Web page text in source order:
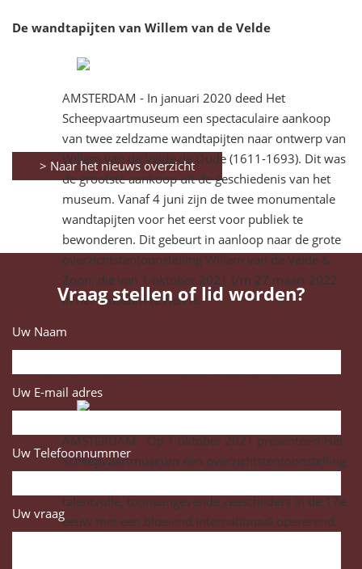
De wandtapijten van Willem van de Velde
AMSTERDAM - In januari 2020 deed Het
Scheepvaartmuseum een spectaculaire aankoop
van twee zeldzame wandtapijten naar ontwerp van
Willem van de Velde de Oude (1611-1693). Dit was
de grootste aankoop uit de geschiedenis van het
museum. Vanaf 4 juni zijn de twee monumentale
wandtapijten voor het eerst voor publiek te
bewonderen. Dit gebeurt in aanloop naar de grote
overzichtstentoonstelling Willem van de Velde &
Zoon, die van 1 oktober 2021 t/m 27 maart 2022
in het museum te zien is.
.
Verwacht: Willem van de Velde, vader en zoon
AMSTERDAM - Op 1 oktober 2021 presenteert Het
Scheepvaartmuseum een overzichtstentoonstelling
talentvolle, toonaangevende zeeschilders in de 17e
eeuw met een bloeiend internationaal opererend
> Naar het nieuws overzicht
Vraag stellen of lid worden?
Uw Naam
Uw E-mail adres
Uw Telefoonnummer
Uw vraag